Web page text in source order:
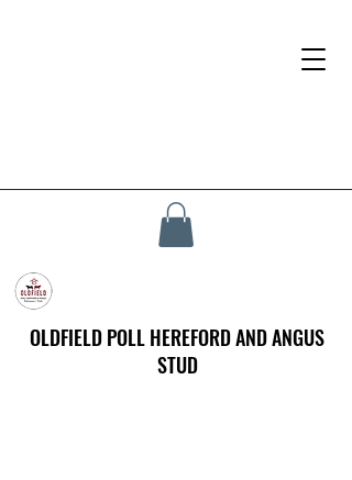
OLDFIELD POLL HEREFORD AND ANGUS
STUD